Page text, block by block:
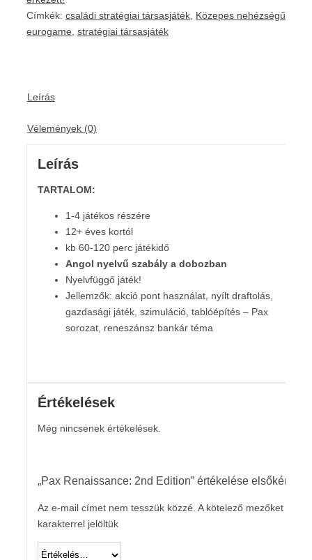
Címkék: családi stratégiai társasjáték Közepes nehézségű
eurogame stratégiai társasjáték
Leírás
Vélemények (0)
Leírás
TARTALOM:
1-4 játékos részére
12+ éves kortól
kb 60-120 perc játékidő
Angol nyelvű szabály a dobozban
Nyelvfüggő játék!
Jellemzők: akció pont használat, nyílt draftolás,
gazdasági játék, szimuláció, tablóépítés – Pax
sorozat, reneszánsz bankár téma
Értékelések
Még nincsenek értékelések.
„Pax Renaissance: 2nd Edition” értékelése elsőként
Az e-mail címet nem tesszük közzé. A kötelező mezőket
karakterrel jelöltük